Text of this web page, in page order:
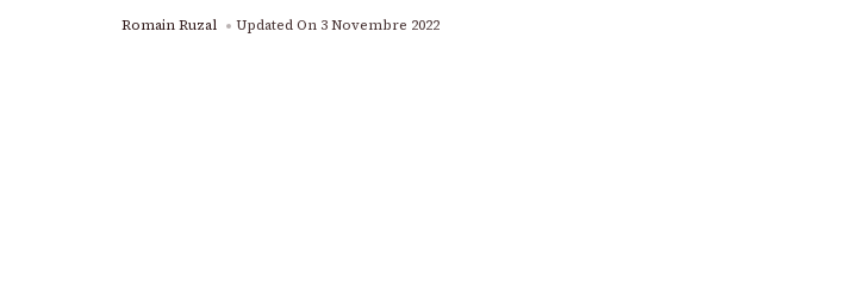
Romain Ruzal Updated On 3 Novembre 2022